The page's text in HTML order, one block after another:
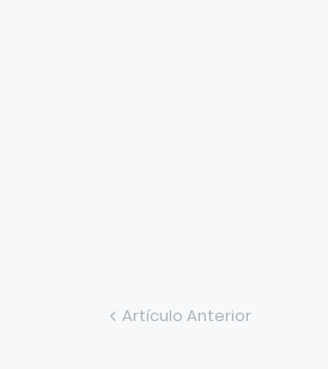
Artículo Anterior